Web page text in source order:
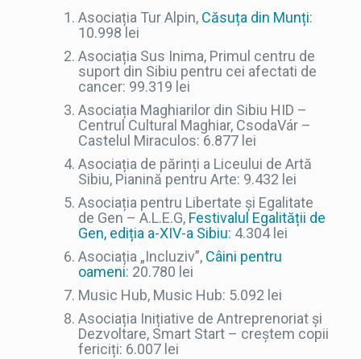
Asociația Tur Alpin, Căsuța din Munți:
10.998 lei
Asociația Sus Inima, Primul centru de
suport din Sibiu pentru cei afectati de
cancer: 99.319 lei
Asociația Maghiarilor din Sibiu HID –
Centrul Cultural Maghiar, CsodaVár –
Castelul Miraculos: 6.877 lei
Asociația de părinți a Liceului de Artă
Sibiu, Pianină pentru Arte: 9.432 lei
Asociația pentru Libertate și Egalitate
de Gen – A.L.E.G, Festivalul Egalității de
Gen, ediția a-XIV-a Sibiu: 4.304 lei
Asociația „Incluziv”, Câini pentru
oameni: 20.780 lei
Music Hub, Music Hub: 5.092 lei
Asociația Inițiative de Antreprenoriat și
Dezvoltare, Smart Start – creștem copii
fericiți: 6.007 lei